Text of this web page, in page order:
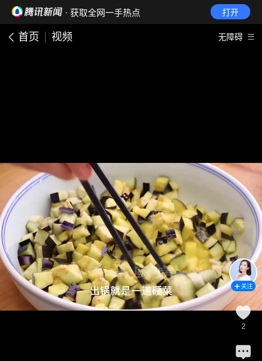
· 获取全网一手热点 打开
首页 视频 无障碍
关注
2